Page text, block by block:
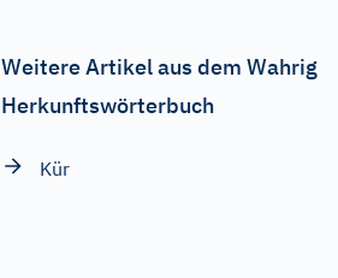
Weitere Artikel aus dem Wahrig
Herkunftswörterbuch
Kür